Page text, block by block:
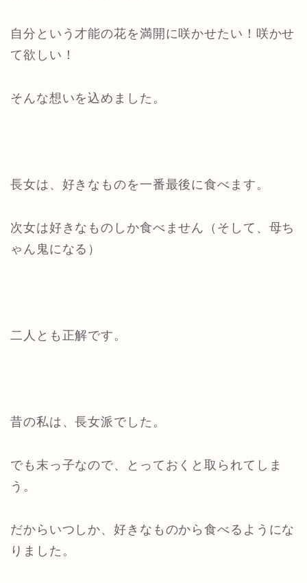
自分という才能の花を満開に咲かせたい！咲かせ
て欲しい！
そんな想いを込めました。
長女は、好きなものを一番最後に食べます。
次女は好きなものしか食べません（そして、母ち
ゃん鬼になる）
二人とも正解です。
昔の私は、長女派でした。
でも末っ子なので、とっておくと取られてしま
う。
だからいつしか、好きなものから食べるようにな
りました。